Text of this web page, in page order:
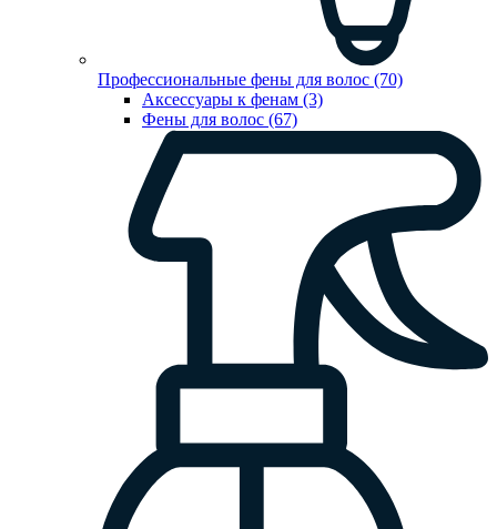
Профессиональные фены для волос (70)
Аксессуары к фенам (3)
Фены для волос (67)